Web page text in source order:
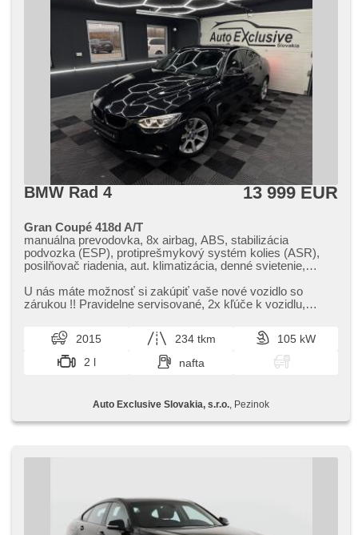
BMW Rad 4 13 999 EUR
Gran Coupé 418d A/T
manuálna prevodovka, 8x airbag, ABS, stabilizácia
podvozka (ESP), protiprešmykový systém kolies (ASR),
posilňovač riadenia, aut. klimatizácia, denné svietenie,
štartovanie tlačítkom, centrálne zamykanie, vyhrievané
sedadlá, senzor tlaku v pneumatikách, hmlové svetlá, USB,
U nás máte možnosť si zakúpiť vaše nové vozidlo so
zárukou !! Pravidelne servisované,​ 2x kľúče k vozidlu,​
2015 234 tkm
105 kW
2 l
nafta
Auto Exclusive Slovakia, s.r.o. , Pezinok